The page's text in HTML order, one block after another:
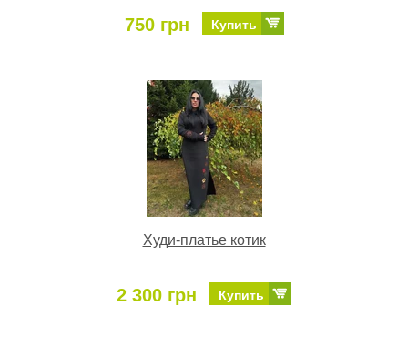
750 грн Купить
Худи-платье котик
2 300 грн Купить